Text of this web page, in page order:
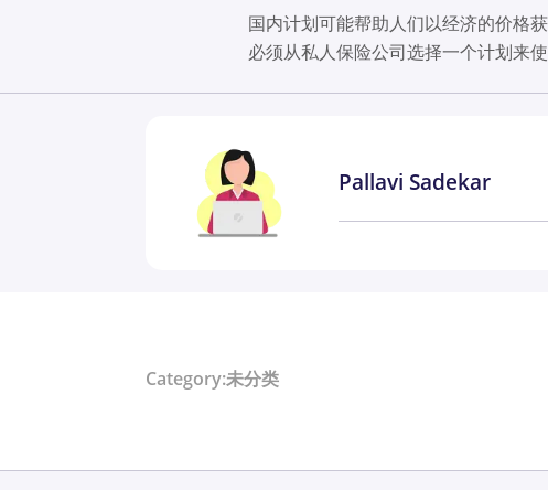
国内计划可能帮助人们以经济的价格
必须从私人保险公司选择一个计划来
Pallavi Sadekar
Category:未分类